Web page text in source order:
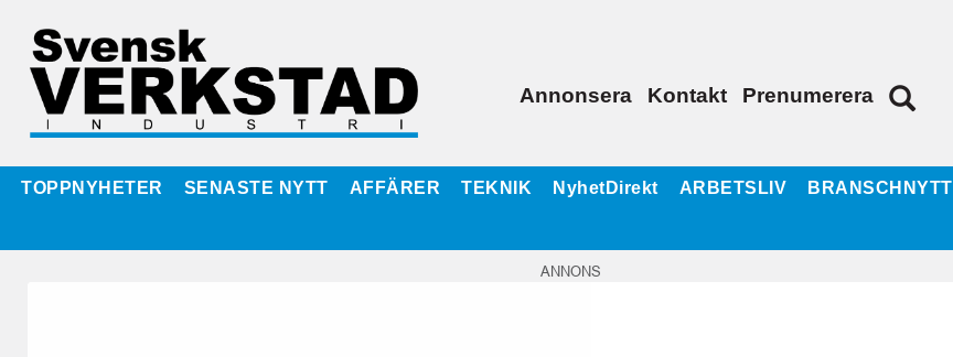
Annonsera Kontakt Prenumerera
TOPPNYHETER SENASTE NYTT AFFÄRER TEKNIK NyhetDirekt ARBETSLIV BRANSCHNYTT
ANNONS